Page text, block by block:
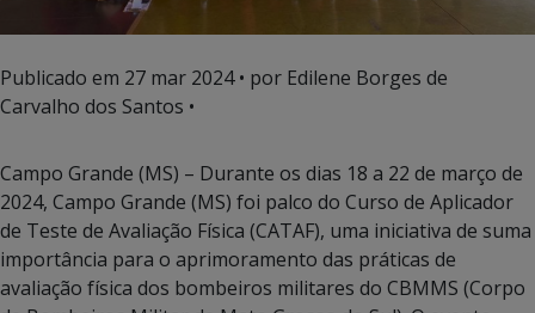
Publicado em 27 mar 2024• por Edilene Borges de
Carvalho dos Santos •
Campo Grande (MS) – Durante os dias 18 a 22 de março de
2024, Campo Grande (MS) foi palco do Curso de Aplicador
de Teste de Avaliação Física (CATAF), uma iniciativa de suma
importância para o aprimoramento das práticas de
avaliação física dos bombeiros militares do CBMMS (Corpo